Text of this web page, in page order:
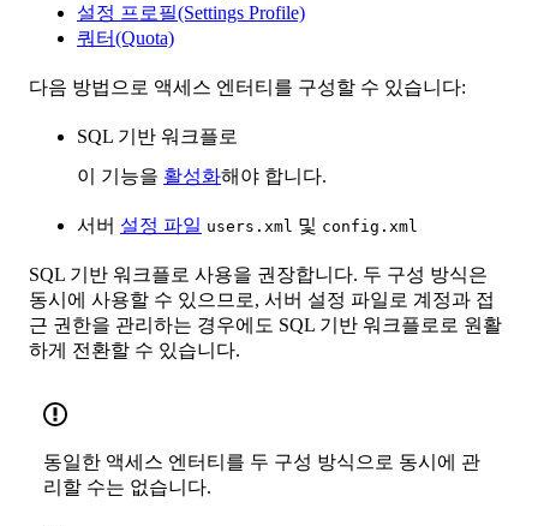
설정 프로필(Settings Profile)
쿼터(Quota)
다음 방법으로 액세스 엔터티를 구성할 수 있습니다:
SQL 기반 워크플로
이 기능을 활성화해야 합니다.
서버 설정 파일 users.xml 및 config.xml
SQL 기반 워크플로 사용을 권장합니다. 두 구성 방식은
동시에 사용할 수 있으므로, 서버 설정 파일로 계정과 접
근 권한을 관리하는 경우에도 SQL 기반 워크플로로 원활
하게 전환할 수 있습니다.
동일한 액세스 엔터티를 두 구성 방식으로 동시에 관
리할 수는 없습니다.